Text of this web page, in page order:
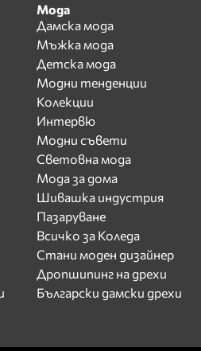
Мода
Дамска мода
Мъжка мода
Детска мода
Модни тенденции
Колекции
Интервю
Модни съвети
Световна мода
Мода за дома
Шивашка индустрия
Пазаруване
Всичко за Коледа
Стани моден дизайнер
Дропшипинг на дрехи
Български дамски дрехи